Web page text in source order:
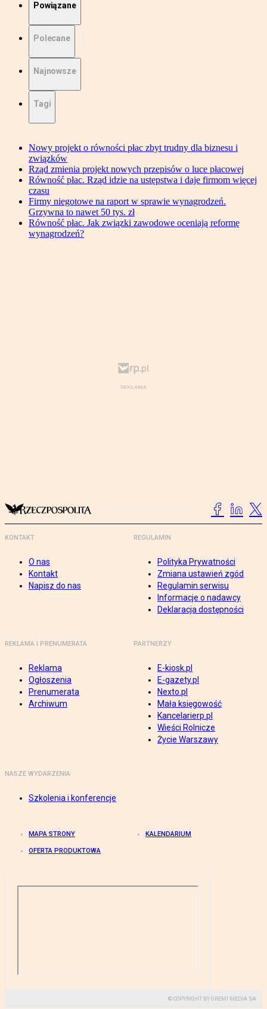
Powiązane
Polecane
Najnowsze
Tagi
Nowy projekt o równości płac zbyt trudny dla biznesu i
związków
Rząd zmienia projekt nowych przepisów o luce płacowej
Równość płac. Rząd idzie na ustępstwa i daje firmom więcej
czasu
Firmy niegotowe na raport w sprawie wynagrodzeń.
Grzywna to nawet 50 tys. zł
Równość płac. Jak związki zawodowe oceniają reformę
wynagrodzeń?
KONTAKT
O nas
Kontakt
Napisz do nas
REGULAMIN
Polityka Prywatności
Zmiana ustawień zgód
Regulamin serwisu
Informacje o nadawcy
Deklaracja dostępności
REKLAMA I PRENUMERATA
Reklama
Ogłoszenia
Prenumerata
Archiwum
PARTNERZY
E-kiosk.pl
E-gazety.pl
Nexto.pl
Mała księgowość
Kancelarierp.pl
Wieści Rolnicze
Życie Warszawy
NASZE WYDARZENIA
Szkolenia i konferencje
MAPA STRONY KALENDARIUM
OFERTA PRODUKTOWA
© COPYRIGHT BY GREMI MEDIA SA